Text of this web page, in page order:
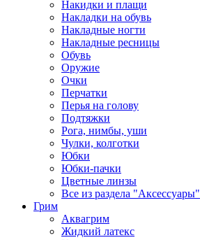
Накидки и плащи
Накладки на обувь
Накладные ногти
Накладные ресницы
Обувь
Оружие
Очки
Перчатки
Перья на голову
Подтяжки
Рога, нимбы, уши
Чулки, колготки
Юбки
Юбки-пачки
Цветные линзы
Все из раздела "Аксессуары"
Грим
Аквагрим
Жидкий латекс